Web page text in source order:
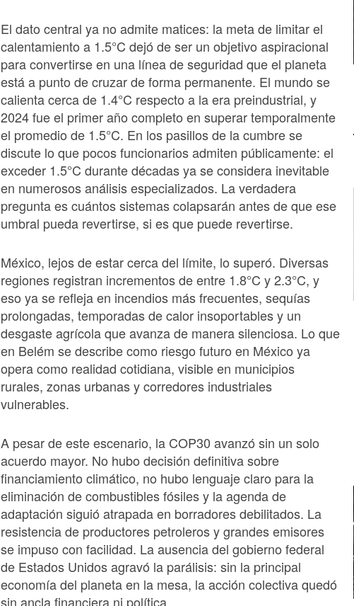
El dato central ya no admite matices: la meta de limitar el
calentamiento a 1.5°C dejó de ser un objetivo aspiracional
para convertirse en una línea de seguridad que el planeta
está a punto de cruzar de forma permanente. El mundo se
calienta cerca de 1.4°C respecto a la era preindustrial, y
2024 fue el primer año completo en superar temporalmente
el promedio de 1.5°C. En los pasillos de la cumbre se
discute lo que pocos funcionarios admiten públicamente: el
exceder 1.5°C durante décadas ya se considera inevitable
en numerosos análisis especializados. La verdadera
pregunta es cuántos sistemas colapsarán antes de que ese
umbral pueda revertirse, si es que puede revertirse.
México, lejos de estar cerca del límite, lo superó. Diversas
regiones registran incrementos de entre 1.8°C y 2.3°C, y
eso ya se refleja en incendios más frecuentes, sequías
prolongadas, temporadas de calor insoportables y un
desgaste agrícola que avanza de manera silenciosa. Lo que
en Belém se describe como riesgo futuro en México ya
opera como realidad cotidiana, visible en municipios
rurales, zonas urbanas y corredores industriales
vulnerables.
A pesar de este escenario, la COP30 avanzó sin un solo
acuerdo mayor. No hubo decisión definitiva sobre
financiamiento climático, no hubo lenguaje claro para la
eliminación de combustibles fósiles y la agenda de
adaptación siguió atrapada en borradores debilitados. La
resistencia de productores petroleros y grandes emisores
se impuso con facilidad. La ausencia del gobierno federal
de Estados Unidos agravó la parálisis: sin la principal
economía del planeta en la mesa, la acción colectiva quedó
sin ancla financiera ni política.